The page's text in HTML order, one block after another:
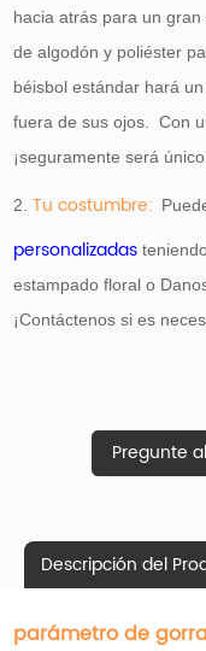
hacia atrás para un
de algodón y poliéster
béisbol estándar hará
fuera de sus ojos. Con
¡seguramente será
2.Tu costumbre:
personalizadas
estampado floral o
¡Contáctenos si es
Pregunte
Descripción del
parámetro de